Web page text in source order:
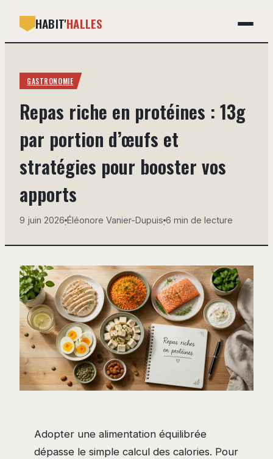
HABIT'HALLES
BRICOLAGE
DÉCO
IMMOBILIER
MAISON
GASTRONOMIE
Repas riche en protéines : 13g
par portion d’œufs et
stratégies pour booster vos
apports
9 juin 2026·Éléonore Vanier-Dupuis·6 min de lecture
Adopter une alimentation équilibrée
dépasse le simple calcul des calories. Pour